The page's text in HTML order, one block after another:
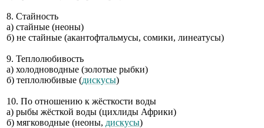
8. Стайность
а) стайные (неоны)
б) не стайные (акантофтальмусы, сомики, линеатусы)
9. Теплолюбивость
а) холодноводные (золотые рыбки)
б) теплолюбивые (дискусы)
10. По отношению к жёсткости воды
а) рыбы жёсткой воды (цихлиды Африки)
б) мягководные (неоны, дискусы)